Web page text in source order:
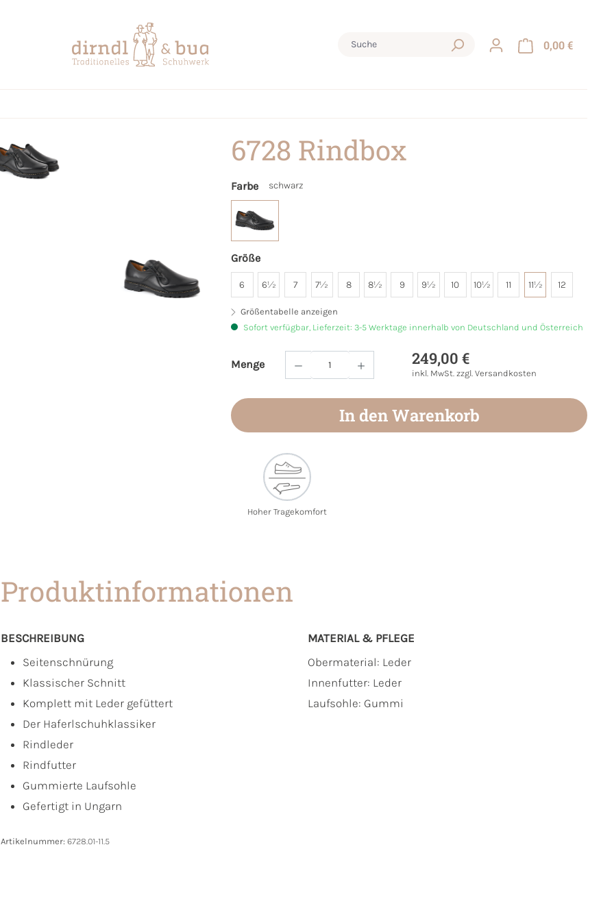
0,00 €
6728 Rindbox
Farbe schwarz
Größe
6 6½ 7 7½ 8 8½ 9 9½ 10 10½ 11 11½ 12
Größentabelle anzeigen
Sofort verfügbar, Lieferzeit: 3-5 Werktage innerhalb von Deutschland und Österreich
Menge
Produkt Anzahl: Gib den gewünschten Wert ein
249,00 €
inkl. MwSt. zzgl. Versandkosten
In den Warenkorb
Hoher Tragekomfort
Produktinformationen
BESCHREIBUNG
Seitenschnürung
Klassischer Schnitt
Komplett mit Leder gefüttert
Der Haferlschuhklassiker
Rindleder
Rindfutter
Gummierte Laufsohle
Gefertigt in Ungarn
MATERIAL & PFLEGE
Obermaterial: Leder
Innenfutter: Leder
Laufsohle: Gummi
Artikelnummer: 6728.01-11.5